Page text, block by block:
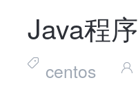
Java程
centos